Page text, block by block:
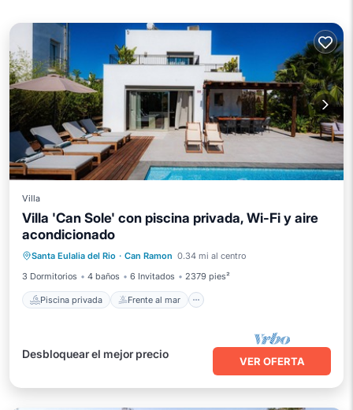
Villa
Villa 'Can Sole' con piscina privada, Wi-Fi y aire
acondicionado
Santa Eulalia del Rio · Can Ramon 0.34 mi al centro
3 Dormitorios
4 baños 6 Invitados 2379 pies²
Piscina privada Frente al mar
Piscina privada
Aparcamiento
Piscina
Desbloquear el mejor precio
VER OFERTA